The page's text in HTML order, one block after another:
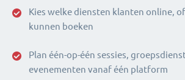
Kies welke diensten klanten online,
kunnen boeken
Plan één-op-één sessies,
evenementen vanaf één platform